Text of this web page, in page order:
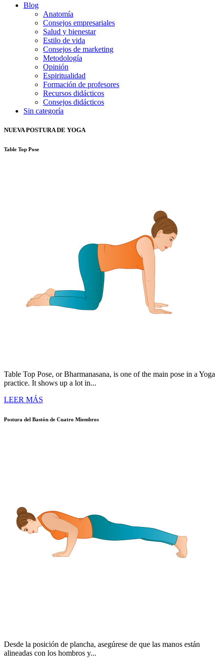
Blog
Anatomía
Consejos empresariales
Salud y bienestar
Estilo de vida
Consejos de marketing
Metodología
Opinión
Espiritualidad
Formación de profesores
Recursos didácticos
Consejos didácticos
Sin categoría
NUEVA POSTURA DE YOGA
Table Top Pose
Table Top Pose, or Bharmanasana, is one of the main pose in a Yoga
practice. It shows up a lot in...
LEER MÁS
Postura del Bastón de Cuatro Miembros
Desde la posición de plancha, asegúrese de que las manos están
alineadas con los hombros y...